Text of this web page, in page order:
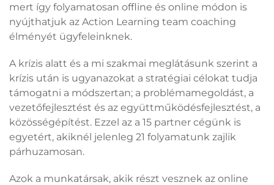
mert így folyamatosan offline és online módon is
nyújthatjuk az Action Learning team coaching
élményét ügyfeleinknek.
A krízis alatt és a mi szakmai meglátásunk szerint a
krízis után is ugyanazokat a stratégiai célokat tudja
támogatni a módszertan; a problémamegoldást, a
vezetőfejlesztést és az együttműködésfejlesztést, a
közösségépítést. Ezzel az a 15 partner cégünk is
egyetért, akiknél jelenleg 21 folyamatunk zajlik
párhuzamosan.
Azok a munkatársak, akik részt vesznek az online